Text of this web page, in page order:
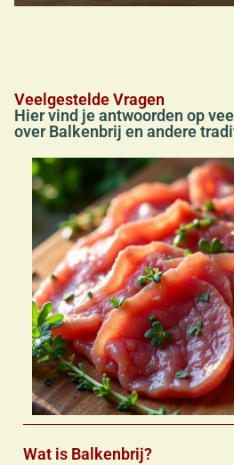
Veelgestelde Vragen
Hier vind je antwoorden op
over Balkenbrij en andere
Wat is Balkenbrij?